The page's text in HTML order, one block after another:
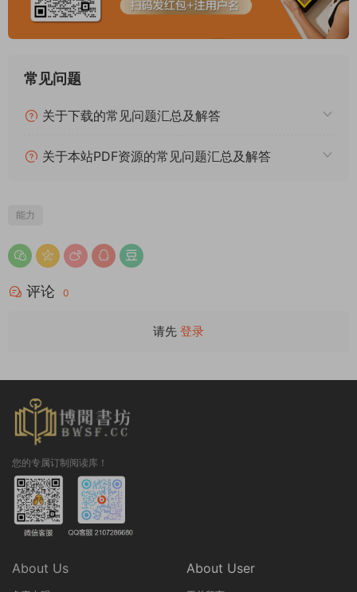
常见问题
关于下载的常见问题汇总及解答
关于本站PDF资源的常见问题汇总及解答
能力
评论 0
请先 登录
您的专属订制阅读库！
About Us About User